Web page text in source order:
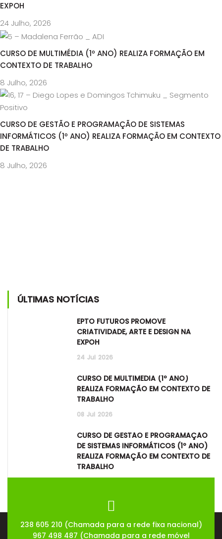
EXPOH
24 Julho, 2026
CURSO DE MULTIMÉDIA (1º ANO) REALIZA FORMAÇÃO EM
CONTEXTO DE TRABALHO
8 Julho, 2026
CURSO DE GESTÃO E PROGRAMAÇÃO DE SISTEMAS
INFORMÁTICOS (1º ANO) REALIZA FORMAÇÃO EM CONTEXTO
DE TRABALHO
8 Julho, 2026
ÚLTIMAS NOTÍCIAS
EPTO FUTUROS PROMOVE
CRIATIVIDADE, ARTE E DESIGN NA
EXPOH
24 Jul 2026
CURSO DE MULTIMÉDIA (1º ANO)
REALIZA FORMAÇÃO EM CONTEXTO DE
TRABALHO
08 Jul 2026
CURSO DE GESTÃO E PROGRAMAÇÃO
DE SISTEMAS INFORMÁTICOS (1º ANO)
REALIZA FORMAÇÃO EM CONTEXTO DE
TRABALHO
238 605 210 (Chamada para a rede fixa nacional)
967 498 487 (Chamada para a rede móvel